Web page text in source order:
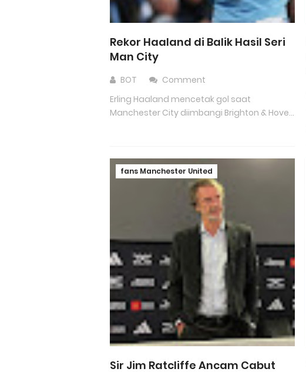
Rekor Haaland di Balik Hasil Seri
Man City
BOT
Comment
Erling Haaland mencetak gol saat
Manchester City diimbangi Brighton & Hove...
fans Manchester United
Sir Jim Ratcliffe Ancam Cabut